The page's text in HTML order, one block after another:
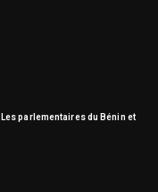
parlementaires du Bénin et